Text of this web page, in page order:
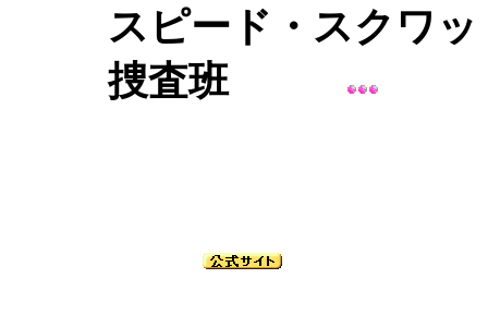
スピード・スクワ
捜査班